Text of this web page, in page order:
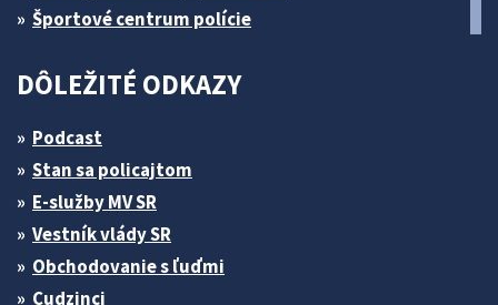
Športové centrum polície
DÔLEŽITÉ ODKAZY
Podcast
Stan sa policajtom
E-služby MV SR
Vestník vlády SR
Obchodovanie s ľuďmi
Cudzinci